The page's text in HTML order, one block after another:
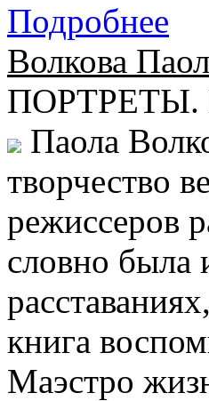
Подробнее
Волкова
ПОРТРЕТЫ.
Паола
творчество
режиссеров
словно была
книга
Маэстро